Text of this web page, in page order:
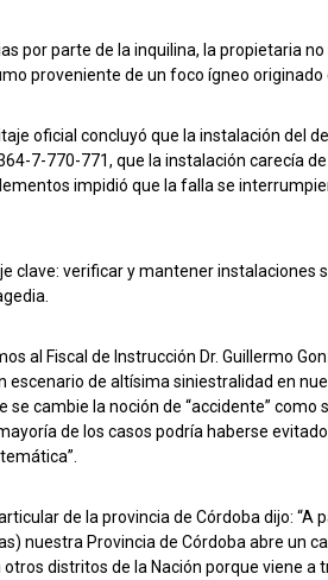
por parte de la inquilina, la propietaria
proveniente de un foco ígneo originado
oficial concluyó que la instalación del
7-770-771, que la instalación carecía
impidió que la falla se
clave: verificar y mantener instalaciones
al Fiscal de Instrucción Dr. Guillermo
escenario de altísima siniestralidad en
se cambie la noción de “accidente”
de los casos podría haberse
de la provincia de Córdoba dijo: “A
nuestra Provincia de Córdoba abre un
distritos de la Nación porque viene a